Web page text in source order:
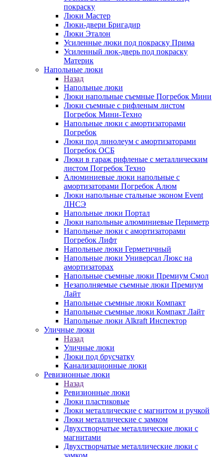
покраску
Люки Мастер
Люки-двери Бригадир
Люки Эталон
Усиленные люки под покраску Прима
Усиленный люк-дверь под покраску
Материк
Напольные люки
Назад
Напольные люки
Люки напольные съемные Погребок Мини
Люки съемные с рифленым листом
Погребок Мини-Техно
Напольные люки с амортизаторами
Погребок
Люки под линолеум с амортизаторами
Погребок ОСБ
Люки в гараж рифленые с металлическим
листом Погребок Техно
Алюминиевые люки напольные с
амортизаторами Погребок Алюм
Люки напольные стальные эконом Event
ЛНСЭ
Напольные люки Портал
Люки напольные алюминиевые Периметр
Напольные люки с амортизаторами
Погребок Лифт
Напольные люки Герметичный
Напольные люки Универсал Люкс на
амортизаторах
Напольные съемные люки Премиум Смол
Незаполняемые съемные люки Премиум
Лайт
Напольные съемные люки Компакт
Напольные съемные люки Компакт Лайт
Напольные люки Alkraft Инспектор
Уличные люки
Назад
Уличные люки
Люки под брусчатку
Канализационные люки
Ревизионные люки
Назад
Ревизионные люки
Люки пластиковые
Люки металлические с магнитом и ручкой
Люки металлические с замком
Двухстворчатые металлические люки с
магнитами
Двухстворчатые металлические люки с
замком